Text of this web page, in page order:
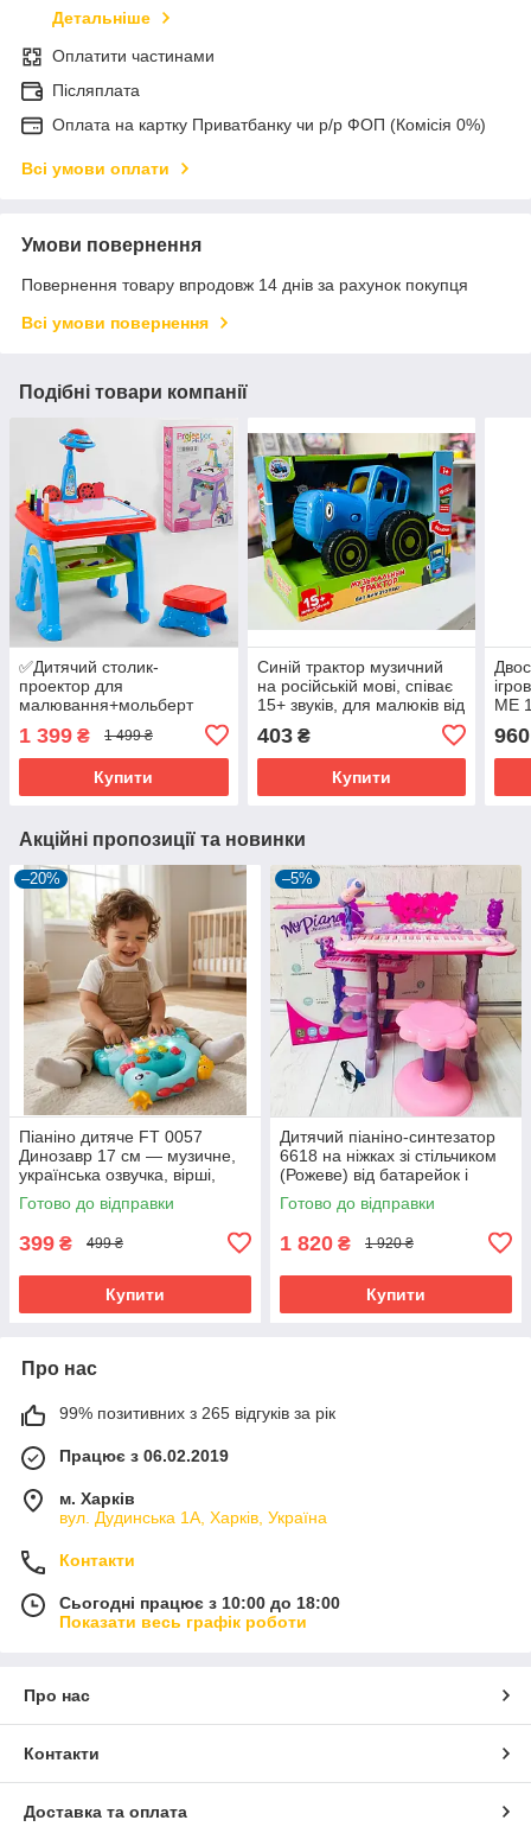
Детальніше
Оплатити частинами
Післяплата
Оплата на картку Приватбанку чи р/р ФОП (Комісія 0%)
Всі умови оплати
Умови повернення
Повернення товару впродовж 14 днів за рахунок покупця
Всі умови повернення
Подібні товари компанії
✅Дитячий столик-
проектор для
малювання+мольберт
стільчик, букви-англ,
цифри, слайди 48шт
1 399 ₴ 1 499 ₴
Купити
Синій трактор музичний
на російській мові, співає
15+ звуків, для малюків від
403₴
Купити
ME
960
Акційні пропозиції та новинки
–20%
Піаніно дитяче FT 0057
Динозавр 17 см — музичне,
українська озвучка, вірші,
підсвітка, 2 рівні гучності
Готово до відправки
399 ₴ 499 ₴
Купити
–5%
Дитячий піаніно-синтезатор
6618 на ніжках зі стільчиком
(Рожеве) від батарейок і
мережі, MP3
Готово до відправки
1 820 ₴ 1 920 ₴
Купити
Про нас
99% позитивних з 265 відгуків за рік
Працює з 06.02.2019
м. Харків
вул. Дудинська 1А, Харків, Україна
Контакти
Сьогодні працює з 10:00 до 18:00
Показати весь графік роботи
Про нас
Контакти
Доставка та оплата